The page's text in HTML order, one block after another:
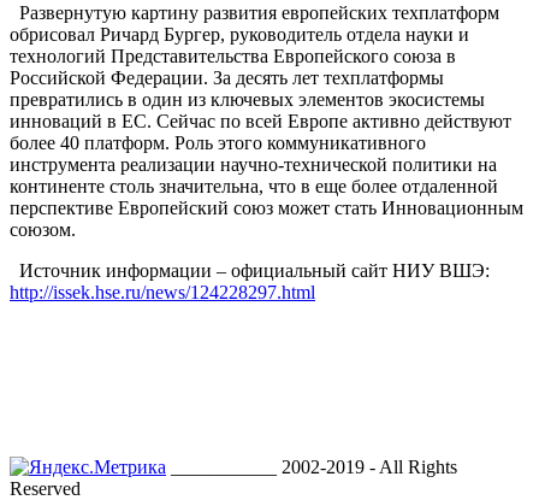
Развернутую картину развития европейских техплатформ
обрисовал Ричард Бургер, руководитель отдела науки и
технологий Представительства Европейского союза в
Российской Федерации. За десять лет техплатформы
превратились в один из ключевых элементов экосистемы
инноваций в ЕС. Сейчас по всей Европе активно действуют
более 40 платформ. Роль этого коммуникативного
инструмента реализации научно-технической политики на
континенте столь значительна, что в еще более отдаленной
перспективе Европейский союз может стать Инновационным
союзом.
Источник информации – официальный сайт НИУ ВШЭ:
http://issek.hse.ru/news/124228297.html
___________ 2002-2019 - All Rights
Reserved